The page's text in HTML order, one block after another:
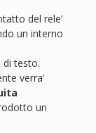
del rele’
un interno
testo.
verra’
un